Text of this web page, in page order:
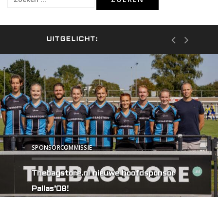
UITGELICHT:
SPONSORCOMMISSIE
Thebagstore.nl nieuwe hoofdsponsor
Pallas’08!